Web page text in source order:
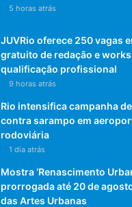
5 horas atrás
JUVRio oferece 250 vagas
gratuito de redação e
qualificação profissional
9 horas atrás
Rio intensifica campanha
contra sarampo em
rodoviária
1 dia atrás
Mostra ‘Renascimento
prorrogada até 20 de
das Artes Urbanas